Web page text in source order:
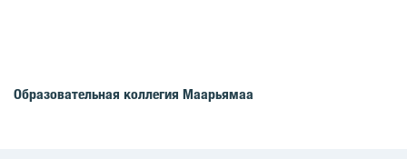
Образовательная коллегия Маарьямаа